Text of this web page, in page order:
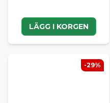
LÄGG I KORGEN
-29%